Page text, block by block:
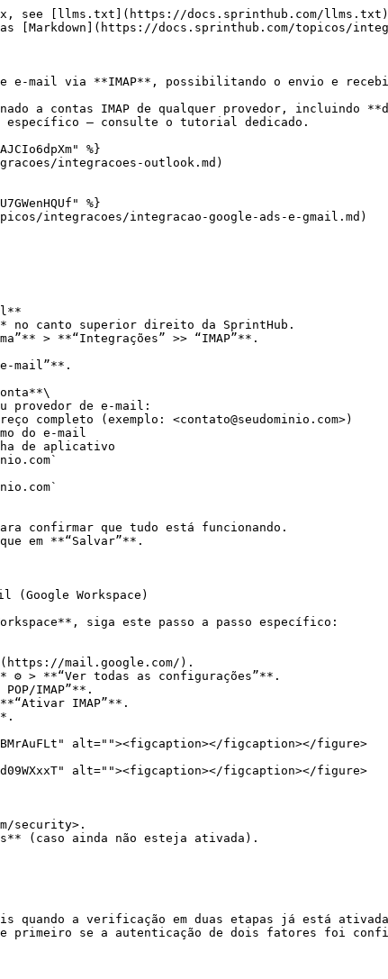
see [llms.txt](https://docs.sprinthub.com/llms.txt).
[Markdown](https://docs.sprinthub.com/topicos/
e-mail via **IMAP**, possibilitando o envio e
a contas IMAP de qualquer provedor, incluindo
específico — consulte o tutorial dedicado.
%}
integracoes-outlook.md)
%}
integracoes/integracao-google-ads-e-gmail.md)
(Google Workspace)
siga este passo a passo específico:
alt=""><figcaption></figcaption></figure>
alt=""><figcaption></figcaption></figure>
security>.
(caso ainda não esteja ativada).
quando a verificação em duas etapas já está
primeiro se a autenticação de dois fatores foi